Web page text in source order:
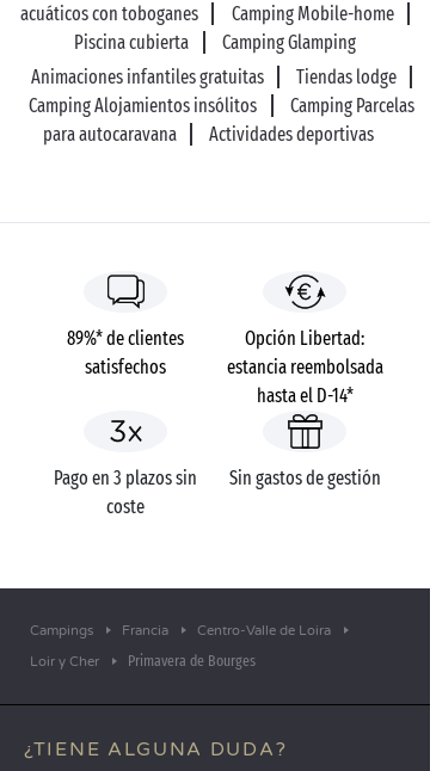
acuáticos con toboganes
Camping Mobile-home
Piscina cubierta
Camping Glamping
Animaciones infantiles gratuitas
Tiendas lodge
Camping Alojamientos insólitos
Camping Parcelas
para autocaravana
Actividades deportivas
89%* de clientes
satisfechos
Opción Libertad:
estancia reembolsada
hasta el D-14*
Pago en 3 plazos sin
coste
Sin gastos de gestión
Campings Francia
Centro-Valle de Loira
Loir y Cher
Primavera de Bourges
¿TIENE ALGUNA DUDA?